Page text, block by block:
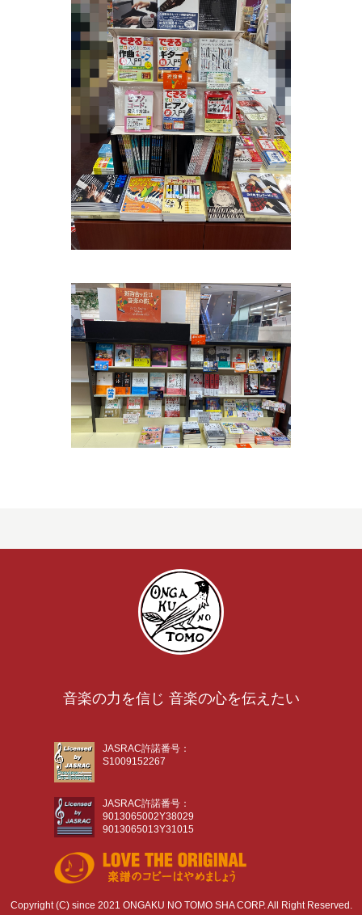
音楽の力を信じ 音楽の心を伝えたい
JASRAC許諾番号：
S1009152267
JASRAC許諾番号：
9013065002Y38029
9013065013Y31015
Copyright (C) since 2021 ONGAKU NO TOMO SHA CORP. All Right Reserved.